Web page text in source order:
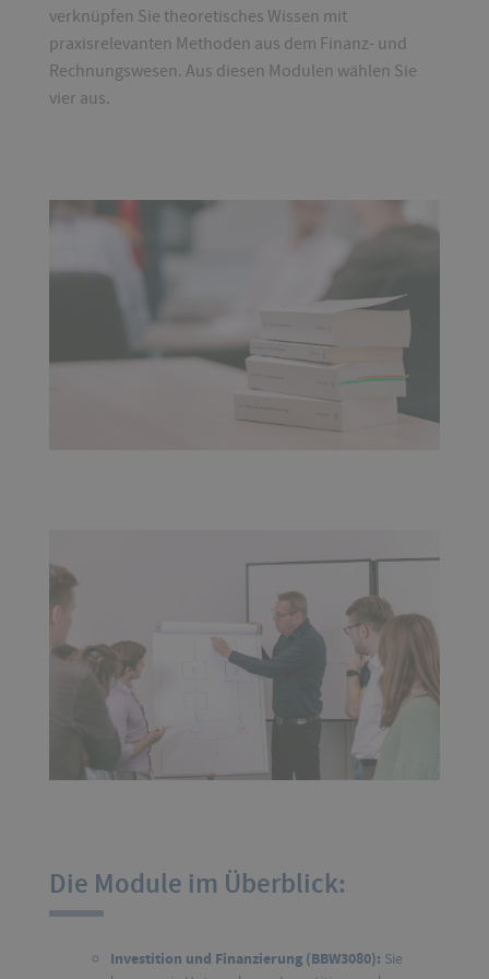
verknüpfen Sie theoretisches Wissen mit
praxisrelevanten Methoden aus dem Finanz- und
Rechnungswesen. Aus diesen Modulen wählen Sie
vier aus.
Die Module im Überblick:
Investition und Finanzierung (BBW3080): Sie